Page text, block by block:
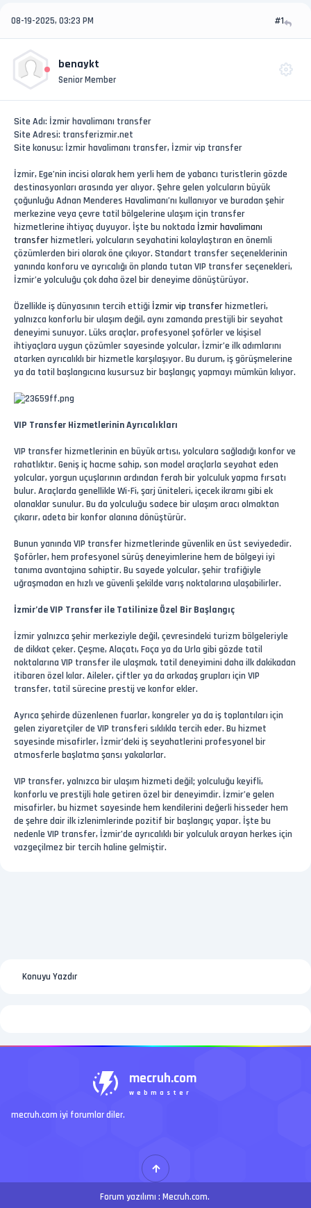
08-19-2025, 03:23 PM #1
benaykt
Senior Member
Site Adı: İzmir havalimanı transfer
Site Adresi: transferizmir.net
Site konusu: İzmir havalimanı transfer, İzmir vip transfer
İzmir, Ege’nin incisi olarak hem yerli hem de yabancı turistlerin gözde
destinasyonları arasında yer alıyor. Şehre gelen yolcuların büyük
çoğunluğu Adnan Menderes Havalimanı’nı kullanıyor ve buradan şehir
merkezine veya çevre tatil bölgelerine ulaşım için transfer
hizmetlerine ihtiyaç duyuyor. İşte bu noktada İzmir havalimanı
transferhizmetleri, yolcuların seyahatini kolaylaştıran en önemli
çözümlerden biri olarak öne çıkıyor. Standart transfer seçeneklerinin
yanında konforu ve ayrıcalığı ön planda tutan VIP transfer seçenekleri,
İzmir’e yolculuğu çok daha özel bir deneyime dönüştürüyor.
Özellikle iş dünyasının tercih ettiği İzmir vip transferhizmetleri,
yalnızca konforlu bir ulaşım değil, aynı zamanda prestijli bir seyahat
deneyimi sunuyor. Lüks araçlar, profesyonel şoförler ve kişisel
ihtiyaçlara uygun çözümler sayesinde yolcular, İzmir’e ilk adımlarını
atarken ayrıcalıklı bir hizmetle karşılaşıyor. Bu durum, iş görüşmelerine
ya da tatil başlangıcına kusursuz bir başlangıç yapmayı mümkün kılıyor.
VIP Transfer Hizmetlerinin Ayrıcalıkları
VIP transfer hizmetlerinin en büyük artısı, yolculara sağladığı konfor ve
rahatlıktır. Geniş iç hacme sahip, son model araçlarla seyahat eden
yolcular, yorgun uçuşlarının ardından ferah bir yolculuk yapma fırsatı
bulur. Araçlarda genellikle Wi-Fi, şarj üniteleri, içecek ikramı gibi ek
olanaklar sunulur. Bu da yolculuğu sadece bir ulaşım aracı olmaktan
çıkarır, adeta bir konfor alanına dönüştürür.
Bunun yanında VIP transfer hizmetlerinde güvenlik en üst seviyededir.
Şoförler, hem profesyonel sürüş deneyimlerine hem de bölgeyi iyi
tanıma avantajına sahiptir. Bu sayede yolcular, şehir trafiğiyle
uğraşmadan en hızlı ve güvenli şekilde varış noktalarına ulaşabilirler.
İzmir’de VIP Transfer ile Tatilinize Özel Bir Başlangıç
İzmir yalnızca şehir merkeziyle değil, çevresindeki turizm bölgeleriyle
de dikkat çeker. Çeşme, Alaçatı, Foça ya da Urla gibi gözde tatil
noktalarına VIP transfer ile ulaşmak, tatil deneyimini daha ilk dakikadan
itibaren özel kılar. Aileler, çiftler ya da arkadaş grupları için VIP
transfer, tatil sürecine prestij ve konfor ekler.
Ayrıca şehirde düzenlenen fuarlar, kongreler ya da iş toplantıları için
gelen ziyaretçiler de VIP transferi sıklıkla tercih eder. Bu hizmet
sayesinde misafirler, İzmir’deki iş seyahatlerini profesyonel bir
atmosferle başlatma şansı yakalarlar.
VIP transfer, yalnızca bir ulaşım hizmeti değil; yolculuğu keyifli,
konforlu ve prestijli hale getiren özel bir deneyimdir. İzmir’e gelen
misafirler, bu hizmet sayesinde hem kendilerini değerli hisseder hem
de şehre dair ilk izlenimlerinde pozitif bir başlangıç yapar. İşte bu
nedenle VIP transfer, İzmir’de ayrıcalıklı bir yolculuk arayan herkes için
vazgeçilmez bir tercih haline gelmiştir.
Konuyu Yazdır
mecruh.com
webmaster
mecruh.com iyi forumlar diler.
Forum yazılımı : Mecruh.com.